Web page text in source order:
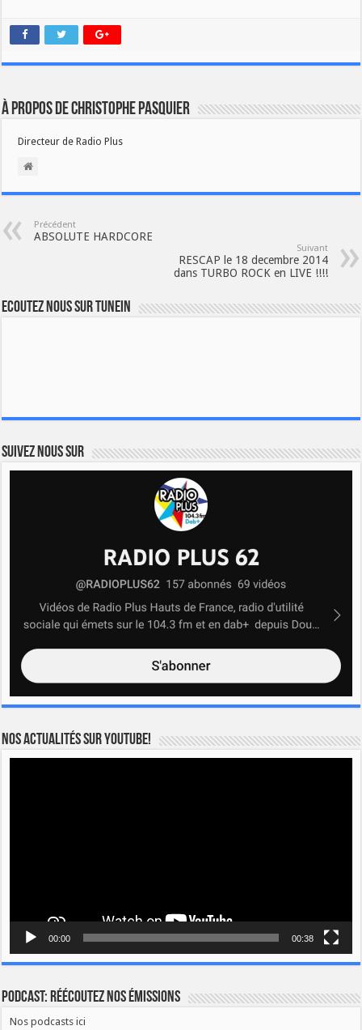
À propos de Christophe PASQUIER
Directeur de Radio Plus
Précédent
ABSOLUTE HARDCORE
Suivant
RESCAP le 18 decembre 2014
dans TURBO ROCK en LIVE !!!!
Ecoutez nous sur TuneIn
Suivez nous sur
Nos actualités sur YOUTUBE!
00:00 00:38
Podcast: Réécoutez nos émissions
Nos podcasts ici